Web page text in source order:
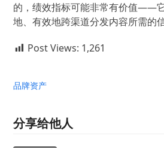
的，绩效指标可能非常有价值——
地、有效地跨渠道分发内容所需的信
Post Views: 1,261
品牌资产
分享给他人